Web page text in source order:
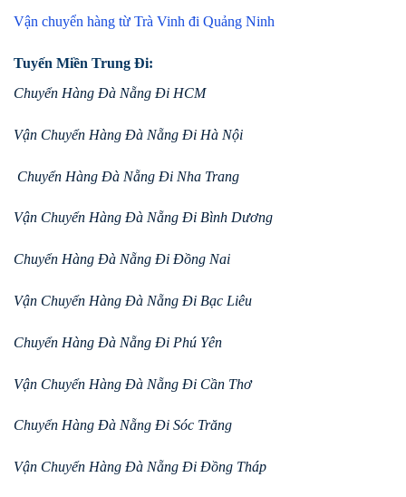
Vận chuyển hàng từ Trà Vinh đi Quảng Ninh
Tuyến Miền Trung Đi:
Chuyển Hàng Đà Nẵng Đi HCM
Vận Chuyển Hàng Đà Nẵng Đi Hà Nội
Chuyển Hàng Đà Nẵng Đi Nha Trang
Vận Chuyển Hàng Đà Nẵng Đi Bình Dương
Chuyển Hàng Đà Nẵng Đi Đồng Nai
Vận Chuyển Hàng Đà Nẵng Đi Bạc Liêu
Chuyển Hàng Đà Nẵng Đi Phú Yên
Vận Chuyển Hàng Đà Nẵng Đi Cần Thơ
Chuyển Hàng Đà Nẵng Đi Sóc Trăng
Vận Chuyển Hàng Đà Nẵng Đi Đồng Tháp